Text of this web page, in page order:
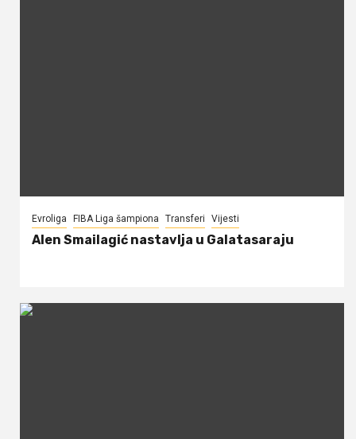
Evroliga FIBA Liga šampiona Transferi Vijesti
Alen Smailagić nastavlja u Galatasaraju